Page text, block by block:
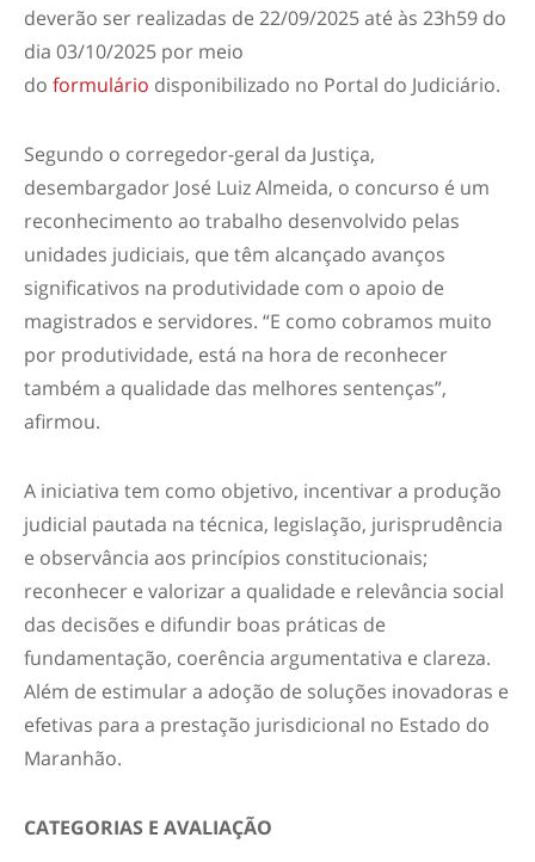
deverão ser realizadas de 22/09/2025 até às 23h59 do
dia 03/10/2025 por meio
do formulário disponibilizado no Portal do Judiciário.
Segundo o corregedor-geral da Justiça,
desembargador José Luiz Almeida, o concurso é um
reconhecimento ao trabalho desenvolvido pelas
unidades judiciais, que têm alcançado avanços
significativos na produtividade com o apoio de
magistrados e servidores. “E como cobramos muito
por produtividade, está na hora de reconhecer
também a qualidade das melhores sentenças”,
afirmou.
A iniciativa tem como objetivo, incentivar a produção
judicial pautada na técnica, legislação, jurisprudência
e observância aos princípios constitucionais;
reconhecer e valorizar a qualidade e relevância social
das decisões e difundir boas práticas de
fundamentação, coerência argumentativa e clareza.
Além de estimular a adoção de soluções inovadoras e
efetivas para a prestação jurisdicional no Estado do
Maranhão.
CATEGORIAS E AVALIAÇÃO